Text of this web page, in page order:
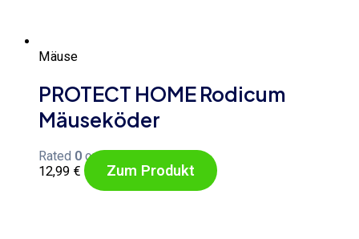
Mäuse
PROTECT HOME Rodicum
Mäuseköder
Rated 0 out of 5
12,99 € Zum Produkt